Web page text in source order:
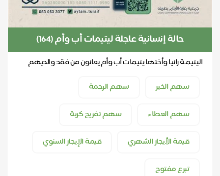
حالة إنسانية عاجلة ليتيمات أب وأم (164)
اليتيمـة رانيا وأختها يتيمات أب وأم يعانون من فقد والديهم
سهم الخير
سهم الرحمة
سهم العطاء سهم تفريج كربة
قيمة الأيجار الشهري قيمة الإيجار السنوي
تبرع مفتوح